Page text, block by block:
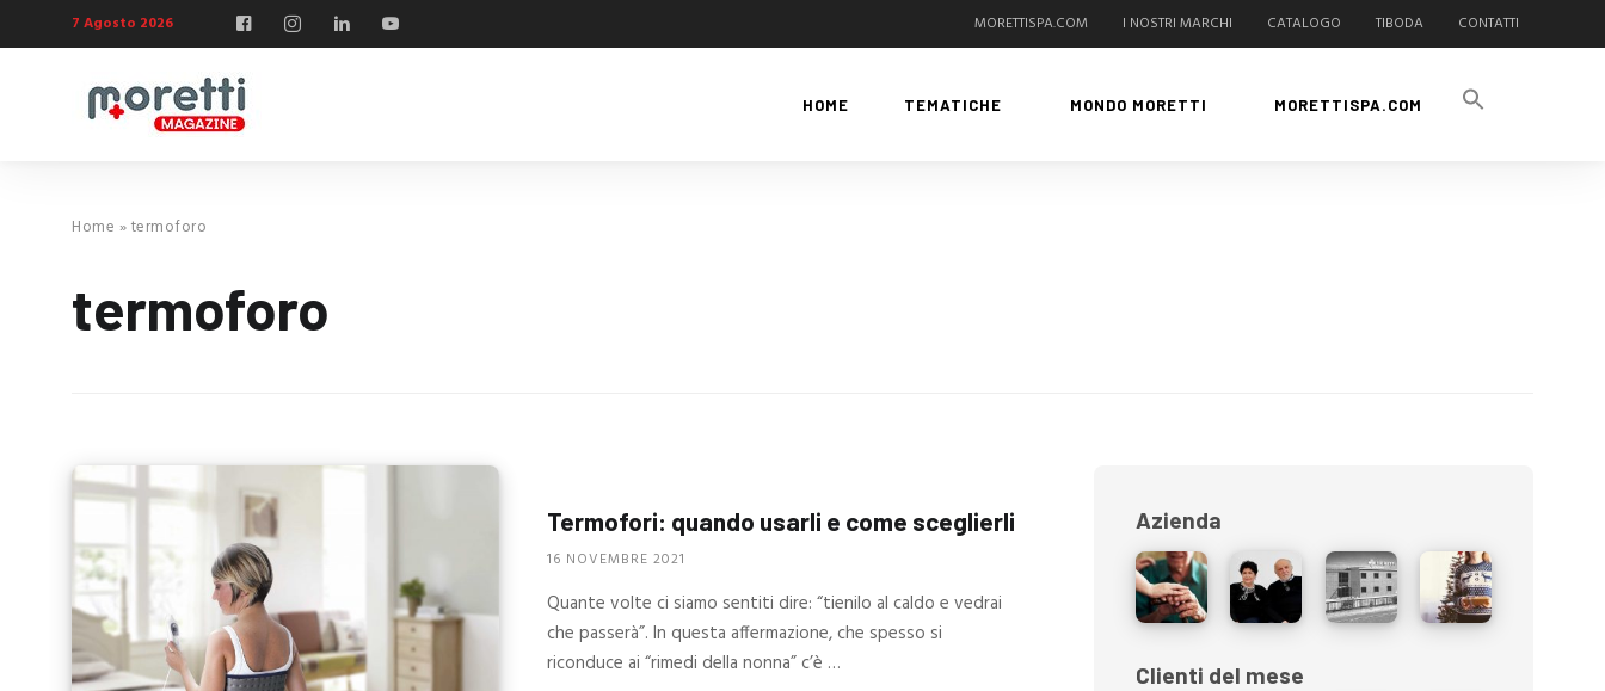
7 Agosto 2026 MORETTISPA.COM I NOSTRI MARCHI CATALOGO TIBODA CONTATTI
HOME TEMATICHE MONDO MORETTI MORETTISPA.COM
Home »termoforo
termoforo
Termofori: quando usarli e come sceglierli
16 NOVEMBRE 2021
Quante volte ci siamo sentiti dire: “tienilo al caldo e vedrai
che passerà”. In questa affermazione, che spesso si
riconduce ai “rimedi della nonna” c’è …
Azienda
Clienti del mese